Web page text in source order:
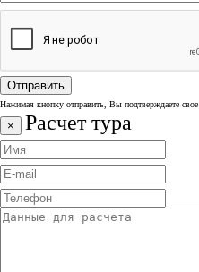
Нажимая кнопку отправить, Вы подтверждаете свое
× Расчет тура